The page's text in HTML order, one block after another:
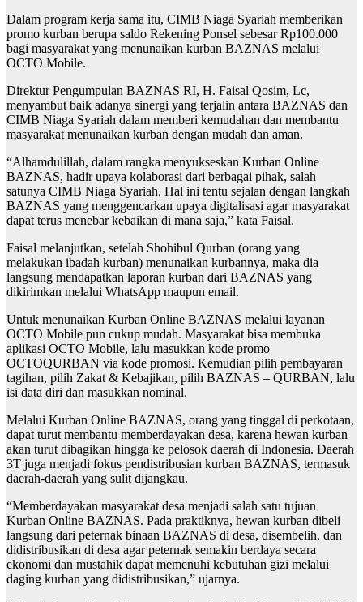
Dalam program kerja sama itu, CIMB Niaga Syariah memberikan
promo kurban berupa saldo Rekening Ponsel sebesar Rp100.000
bagi masyarakat yang menunaikan kurban BAZNAS melalui
OCTO Mobile.
Direktur Pengumpulan BAZNAS RI, H. Faisal Qosim, Lc,
menyambut baik adanya sinergi yang terjalin antara BAZNAS dan
CIMB Niaga Syariah dalam memberi kemudahan dan membantu
masyarakat menunaikan kurban dengan mudah dan aman.
“Alhamdulillah, dalam rangka menyukseskan Kurban Online
BAZNAS, hadir upaya kolaborasi dari berbagai pihak, salah
satunya CIMB Niaga Syariah. Hal ini tentu sejalan dengan langkah
BAZNAS yang menggencarkan upaya digitalisasi agar masyarakat
dapat terus menebar kebaikan di mana saja,” kata Faisal.
Faisal melanjutkan, setelah Shohibul Qurban (orang yang
melakukan ibadah kurban) menunaikan kurbannya, maka dia
langsung mendapatkan laporan kurban dari BAZNAS yang
dikirimkan melalui WhatsApp maupun email.
Untuk menunaikan Kurban Online BAZNAS melalui layanan
OCTO Mobile pun cukup mudah. Masyarakat bisa membuka
aplikasi OCTO Mobile, lalu masukkan kode promo
OCTOQURBAN via kode promosi. Kemudian pilih pembayaran
tagihan, pilih Zakat & Kebajikan, pilih BAZNAS – QURBAN, lalu
isi data diri dan masukkan nominal.
Melalui Kurban Online BAZNAS, orang yang tinggal di perkotaan,
dapat turut membantu memberdayakan desa, karena hewan kurban
akan turut dibagikan hingga ke pelosok daerah di Indonesia. Daerah
3T juga menjadi fokus pendistribusian kurban BAZNAS, termasuk
daerah-daerah yang sulit dijangkau.
“Memberdayakan masyarakat desa menjadi salah satu tujuan
Kurban Online BAZNAS. Pada praktiknya, hewan kurban dibeli
langsung dari peternak binaan BAZNAS di desa, disembelih, dan
didistribusikan di desa agar peternak semakin berdaya secara
ekonomi dan mustahik dapat memenuhi kebutuhan gizi melalui
daging kurban yang didistribusikan,” ujarnya.